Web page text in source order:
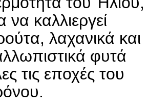
να καλλιεργεί
λαχανικά και
φυτά
τις εποχές του